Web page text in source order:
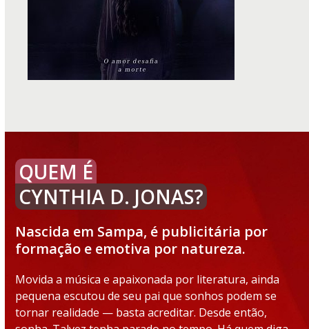
QUEM É
CYNTHIA D. JONAS?
Nascida em Sampa, é publicitária por
formação e emotiva por natureza.
Movida a música e apaixonada por literatura, ainda
pequena escutou de seu pai que sonhos podem se
tornar realidade — basta acreditar. Desde então,